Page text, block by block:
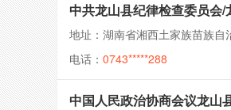
中共龙山县纪律检查委员会
地址：湖南省湘西土家族苗族自
电话： 0743*****288
中国人民政治协商会议龙山